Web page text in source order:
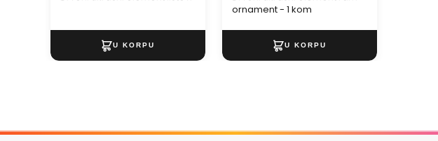
ornament - 1 kom